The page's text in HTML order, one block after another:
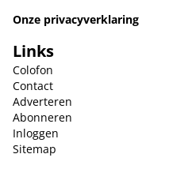
Onze privacyverklaring
Links
Colofon
Contact
Adverteren
Abonneren
Inloggen
Sitemap